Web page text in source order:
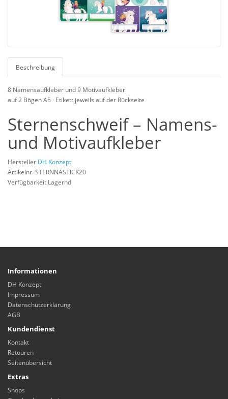
Beschreibung
8 Namensaufkleber und 9 Motivaufkleber
auf 2 Bögen A5 · Etikett jeweils auf der Rückseite
Sternenschweif – Namens-
und Motivaufkleber
Hersteller DH Konzept
Artikelnr. STERNNASTICK20
Verfügbarkeit Lagernd
Informationen
DH Konzept
Impressum
Datenschutzerklärung
AGB
Kundendienst
Kontakt
Retouren
Seitenübersicht
Extras
Shops